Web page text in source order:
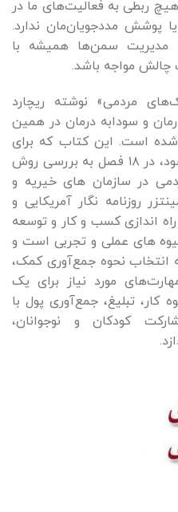
ربطی به فعالیت‌های ما در
یا پوشش مددجویان‌مان ندارد.
مدیریت سمن‌ها همیشه با
چالش مواجه باشد.
مردمی» نوشته ریچارد
و سودابه درمان در همین
شده است. این کتاب که برای
اولین بار به فارسی ترجمه می‌شود، در ۱۸ فصل به بررسی روش
در سازمان های خیریه و
روزنامه نگار آمریکایی و
در زمینه راه اندازی کسب و کار و توسعه
های عملی و تجربی است و
انتخاب نحوه جمع‌آوری کمک،
مورد نیاز برای یک
کار، تبلیغ، جمع‌آوری پول با
کودکان و نوجوانان،